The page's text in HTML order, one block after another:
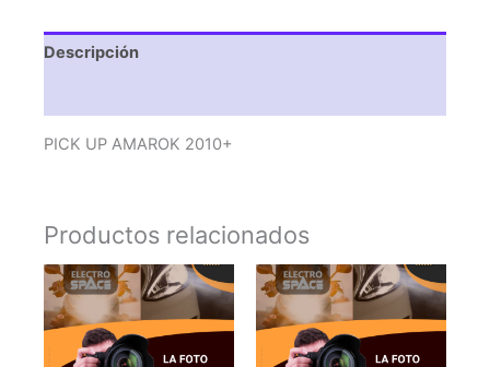
Descripción
PICK UP AMAROK 2010+
Productos relacionados